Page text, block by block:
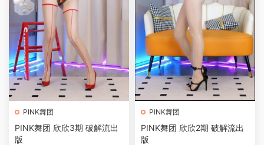
PINK舞团
PINK舞团 欣欣3期 破解流出
版
PINK舞团
PINK舞团 欣欣2期 破解流出
版